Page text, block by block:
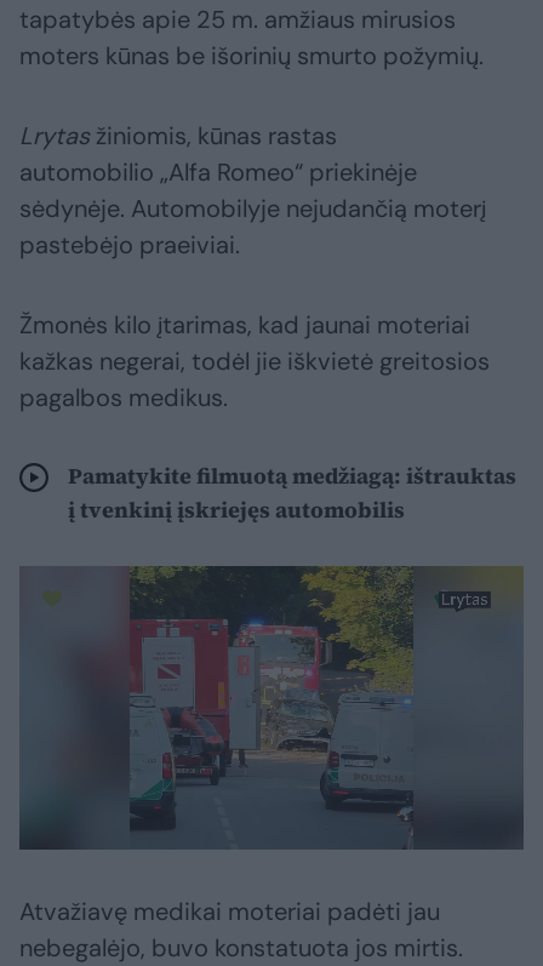
tapatybės apie 25 m. amžiaus mirusios
moters kūnas be išorinių smurto požymių.
Lrytasžiniomis, kūnas rastas
automobilio „Alfa Romeo“ priekinėje
sėdynėje. Automobilyje nejudančią moterį
pastebėjo praeiviai.
Žmonės kilo įtarimas, kad jaunai moteriai
kažkas negerai, todėl jie iškvietė greitosios
pagalbos medikus.
Pamatykite filmuotą medžiagą: ištrauktas
į tvenkinį įskriejęs automobilis
Atvažiavę medikai moteriai padėti jau
nebegalėjo, buvo konstatuota jos mirtis.